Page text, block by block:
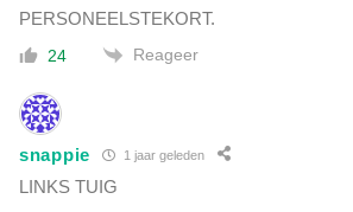
PERSONEELSTEKORT.
24 Reageer
snappie 1 jaar geleden
LINKS TUIG